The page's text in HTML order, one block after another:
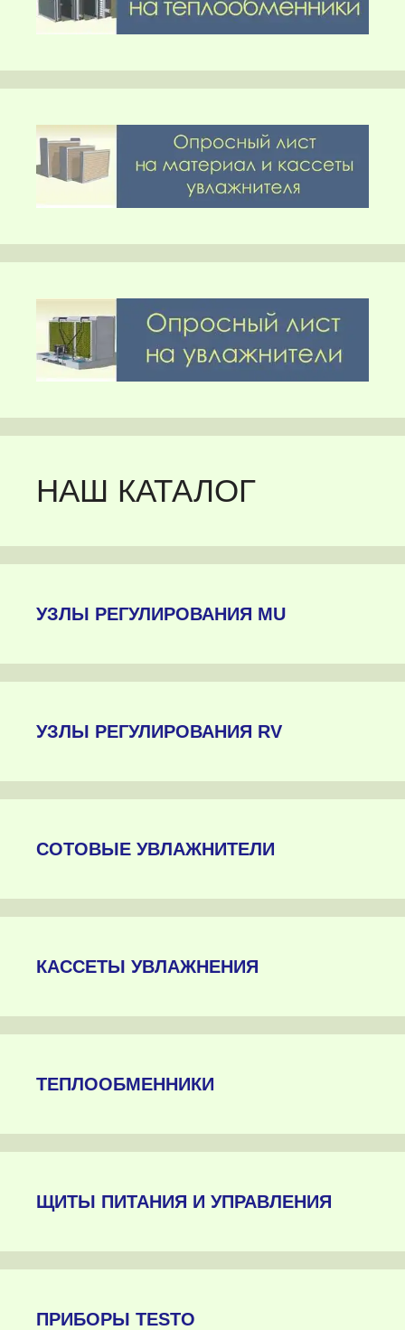
НАШ КАТАЛОГ
УЗЛЫ РЕГУЛИРОВАНИЯ MU
УЗЛЫ РЕГУЛИРОВАНИЯ RV
СОТОВЫЕ УВЛАЖНИТЕЛИ
КАССЕТЫ УВЛАЖНЕНИЯ
ТЕПЛООБМЕННИКИ
ЩИТЫ ПИТАНИЯ И УПРАВЛЕНИЯ
ПРИБОРЫ TESTO